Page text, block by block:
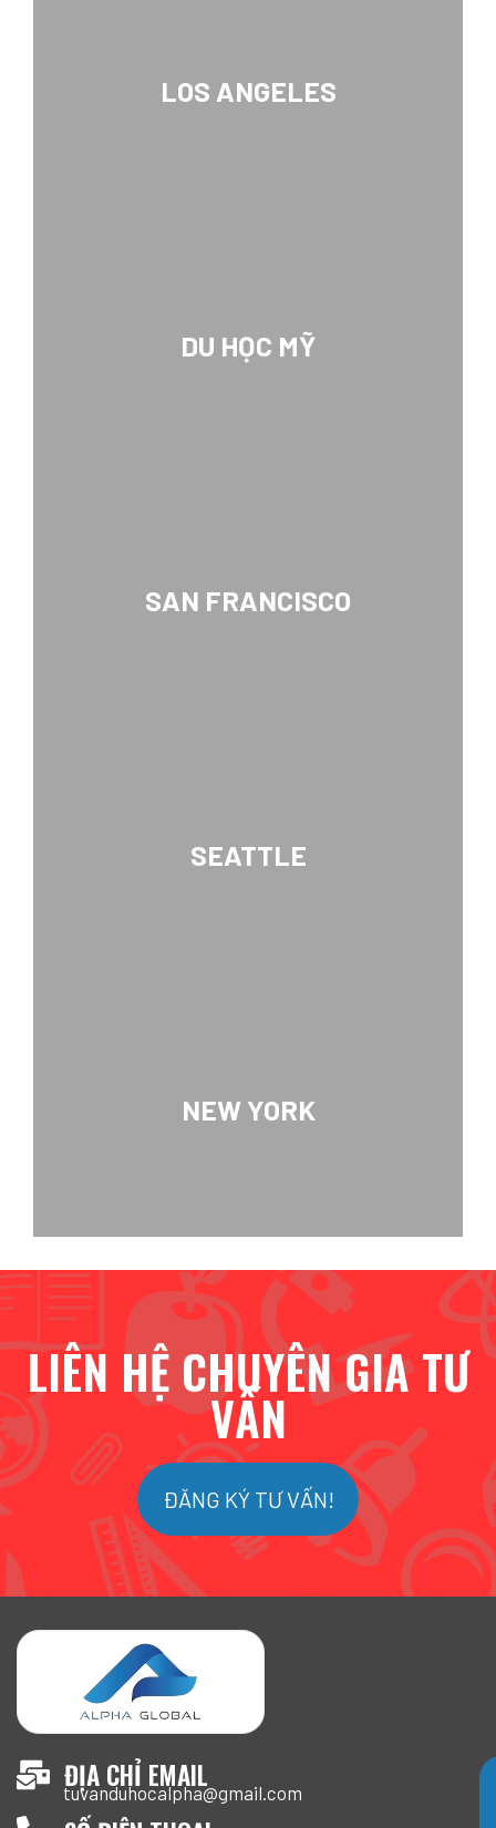
LOS ANGELES
DU HỌC MỸ
SAN FRANCISCO
SEATTLE
NEW YORK
LIÊN HỆ CHUYÊN GIA TƯ
VẤN
ĐĂNG KÝ TƯ VẤN!
ĐỊA CHỈ EMAIL
tuvanduhocalpha@gmail.com